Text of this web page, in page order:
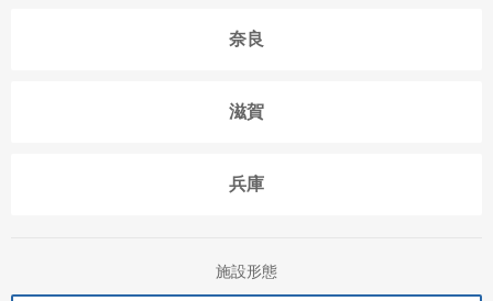
奈良
滋賀
兵庫
施設形態